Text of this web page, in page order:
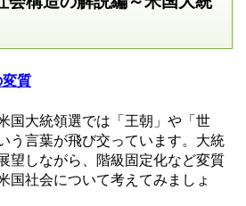
質
国大統領選では「王朝」や「世
う言葉が飛び交っています。大統
望しながら、階級固定化など変質
国社会について考えてみましょ